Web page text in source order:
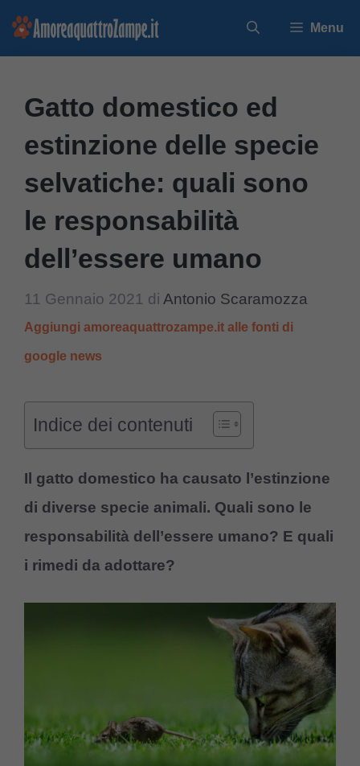
Vai
Menu
Gatto domestico ed
estinzione delle specie
selvatiche: quali sono
le responsabilità
dell’essere umano
11 Gennaio 2021 di Antonio Scaramozza
Aggiungi amoreaquattrozampe.it alle fonti di
google news
Indice dei contenuti
Il gatto domestico ha causato l’estinzione
di diverse specie animali. Quali sono le
responsabilità dell’essere umano? E quali
i rimedi da adottare?